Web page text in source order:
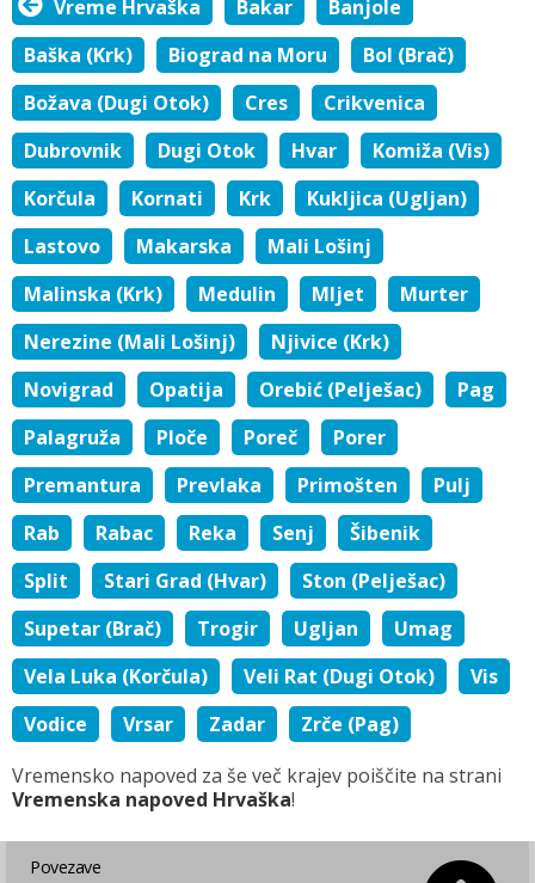
Vreme Hrvaška Bakar
Banjole
Baška (Krk)
Biograd na Moru
Bol (Brač)
Božava (Dugi Otok)
Cres
Crikvenica
Dubrovnik
Dugi Otok Hvar
Komiža (Vis)
Korčula
Kornati Krk
Kukljica (Ugljan)
Lastovo
Makarska
Mali Lošinj
Malinska (Krk)
Medulin Mljet
Murter
Nerezine (Mali Lošinj)
Njivice (Krk)
Novigrad
Opatija Orebić (Pelješac)
Pag
Palagruža
Ploče Poreč
Porer
Premantura
Prevlaka Primošten
Pulj
Rab
Rabac Reka Senj
Šibenik
Split
Stari Grad (Hvar)
Ston (Pelješac)
Supetar (Brač)
Trogir Ugljan
Umag
Vela Luka (Korčula)
Veli Rat (Dugi Otok)
Vis
Vodice
Vrsar Zadar
Zrče (Pag)
Vremensko napoved za še več krajev poiščite na strani
Vremenska napoved Hrvaška!
Povezave